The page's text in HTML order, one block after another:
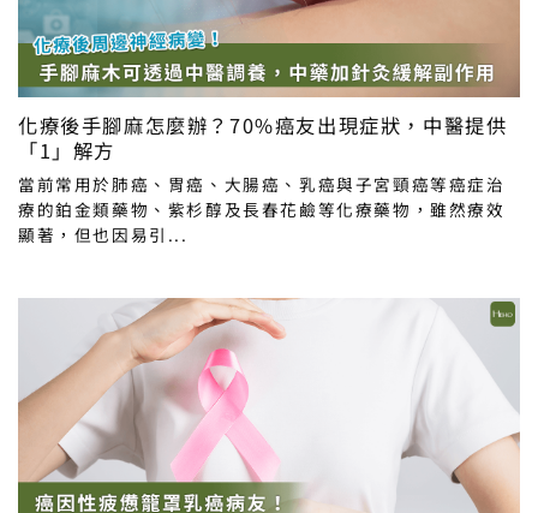
化療後手腳麻怎麼辦？70%癌友出現症狀，中醫提供
「1」解方
當前常用於肺癌、胃癌、大腸癌、乳癌與子宮頸癌等癌症治
療的鉑金類藥物、紫杉醇及長春花鹼等化療藥物，雖然療效
顯著，但也因易引...